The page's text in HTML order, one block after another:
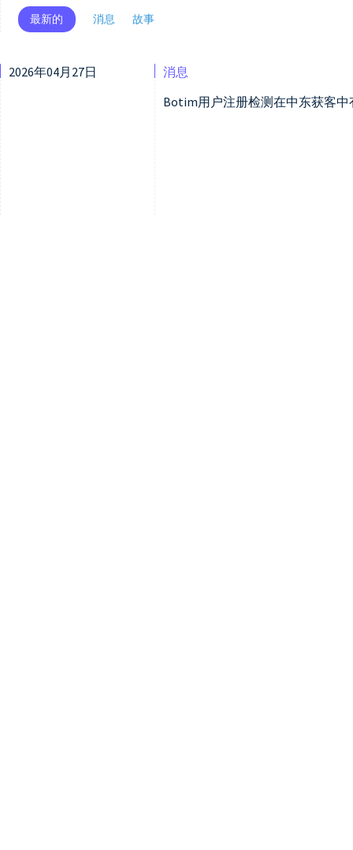
最新的 消息 故事
2026年04月27日
消息
Botim用户注册检测在中东获客